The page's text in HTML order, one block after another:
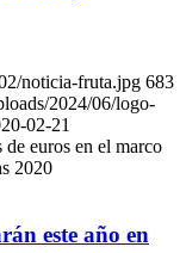
noticia-fruta.jpg 683
2024/06/logo-
02-21
euros en el marco
2020
este año en